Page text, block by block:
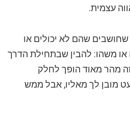
עצמית.
שהם לא יכולים או
משהו: להבין שבתחילת הדרך
מהר מאוד הופך לחלק
מובן לך מאליו, אבל ממש